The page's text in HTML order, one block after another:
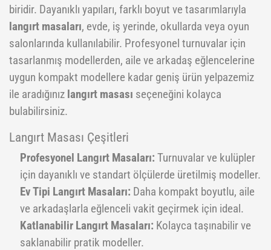
biridir. Dayanıklı yapıları, farklı boyut ve tasarımlarıyla
langırt masaları, evde, iş yerinde, okullarda veya oyun
salonlarında kullanılabilir. Profesyonel turnuvalar için
tasarlanmış modellerden, aile ve arkadaş eğlencelerine
uygun kompakt modellere kadar geniş ürün yelpazemiz
ile aradığınız langırt masası seçeneğini kolayca
bulabilirsiniz.
Langırt Masası Çeşitleri
Profesyonel Langırt Masaları: Turnuvalar ve kulüpler
için dayanıklı ve standart ölçülerde üretilmiş modeller.
Ev Tipi Langırt Masaları: Daha kompakt boyutlu, aile
ve arkadaşlarla eğlenceli vakit geçirmek için ideal.
Katlanabilir Langırt Masaları: Kolayca taşınabilir ve
saklanabilir pratik modeller.